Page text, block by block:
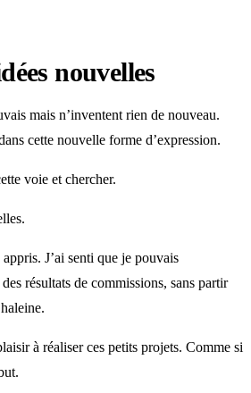
nouvelles
mais n’inventent rien de nouveau.
cette nouvelle forme d’expression.
voie et chercher.
J’ai senti que je pouvais
résultats de commissions, sans partir
à réaliser ces petits projets. Comme si